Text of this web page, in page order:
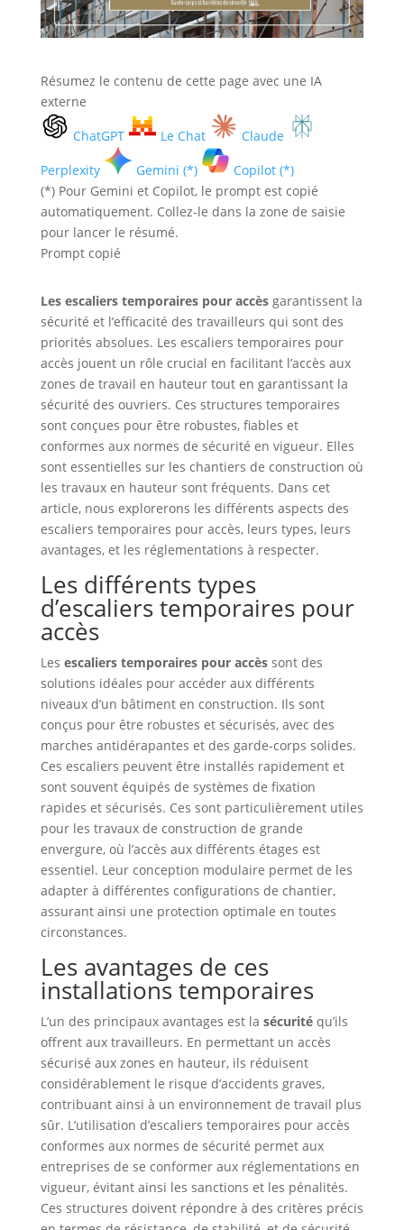
Résumez le contenu de cette page avec une IA
externe
ChatGPT
Le Chat
Claude
Perplexity
Gemini (*)
Copilot (*)
(*) Pour Gemini et Copilot, le prompt est copié
automatiquement. Collez-le dans la zone de saisie
pour lancer le résumé.
Prompt copié
Les escaliers temporaires pour accèsgarantissent la
sécurité et l’efficacité des travailleurs qui sont des
priorités absolues. Les escaliers temporaires pour
accès jouent un rôle crucial en facilitant l’accès aux
zones de travail en hauteur tout en garantissant la
sécurité des ouvriers. Ces structures temporaires
sont conçues pour être robustes, fiables et
conformes aux normes de sécurité en vigueur. Elles
sont essentielles sur les chantiers de construction où
les travaux en hauteur sont fréquents. Dans cet
article, nous explorerons les différents aspects des
escaliers temporaires pour accès, leurs types, leurs
avantages, et les réglementations à respecter.
Les différents types
d’escaliers temporaires pour
accès
Les escaliers temporaires pour accèssont des
solutions idéales pour accéder aux différents
niveaux d’un bâtiment en construction. Ils sont
conçus pour être robustes et sécurisés, avec des
marches antidérapantes et des garde-corps solides.
Ces escaliers peuvent être installés rapidement et
sont souvent équipés de systèmes de fixation
rapides et sécurisés. Ces sont particulièrement utiles
pour les travaux de construction de grande
envergure, où l’accès aux différents étages est
essentiel. Leur conception modulaire permet de les
adapter à différentes configurations de chantier,
assurant ainsi une protection optimale en toutes
circonstances.
Les avantages de ces
installations temporaires
L’un des principaux avantages est la sécuritéqu’ils
offrent aux travailleurs. En permettant un accès
sécurisé aux zones en hauteur, ils réduisent
considérablement le risque d’accidents graves,
contribuant ainsi à un environnement de travail plus
sûr. L’utilisation d’escaliers temporaires pour accès
conformes aux normes de sécurité permet aux
entreprises de se conformer aux réglementations en
vigueur, évitant ainsi les sanctions et les pénalités.
Ces structures doivent répondre à des critères précis